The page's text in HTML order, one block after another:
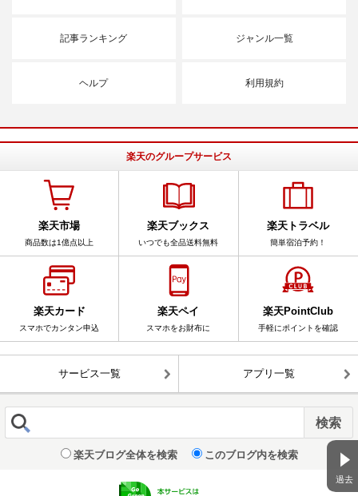
過去
記事ランキング ジャンル一覧
ヘルプ 利用規約
楽天のグループサービス
楽天市場
商品数は1億点以上
楽天ブックス
いつでも全品送料無料
楽天トラベル
簡単宿泊予約！
楽天カード
スマホでカンタン申込
楽天ペイ
スマホをお財布に
楽天PointClub
手軽にポイントを確認
サービス一覧 アプリ一覧
楽天ブログ全体を検索 このブログ内を検索